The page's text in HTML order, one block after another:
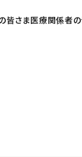
皆さま医療関係者